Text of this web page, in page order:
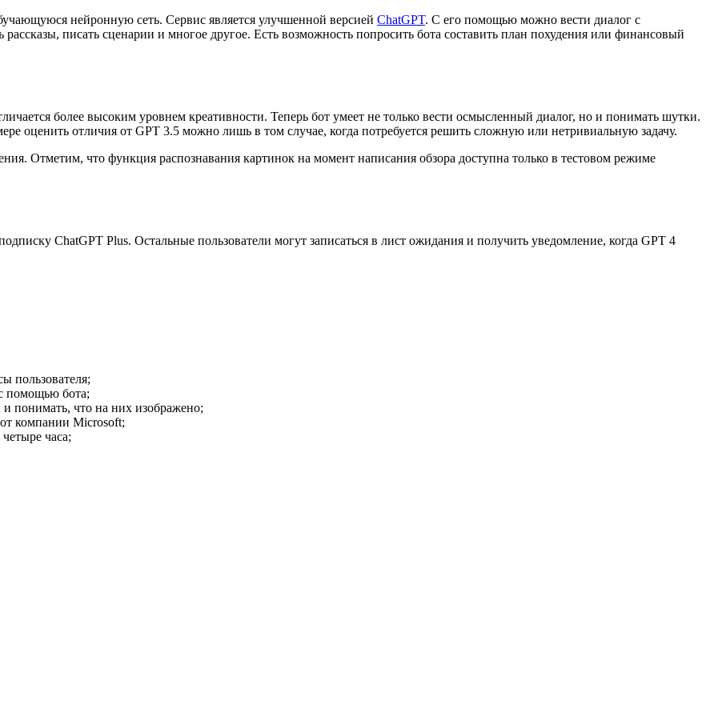
нейронную сеть. Сервис является улучшенной версией ChatGPT. С его помощью можно вести диалог с
писать сценарии и многое другое. Есть возможность попросить бота составить план похудения или финансовый
более высоким уровнем креативности. Теперь бот умеет не только вести осмысленный диалог, но и понимать шутки.
оценить отличия от GPT 3.5 можно лишь в том случае, когда потребуется решить сложную или нетривиальную задачу.
Отметим, что функция распознавания картинок на момент написания обзора доступна только в тестовом режиме
ChatGPT Plus. Остальные пользователи могут записаться в лист ожидания и получить уведомление, когда GPT 4
пользователя;
помощью бота;
и понимать, что на них изображено;
компании Microsoft;
часа;